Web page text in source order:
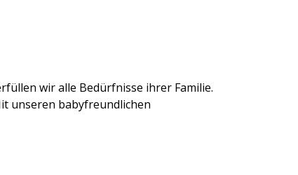
wir alle Bedürfnisse ihrer Familie.
unseren babyfreundlichen